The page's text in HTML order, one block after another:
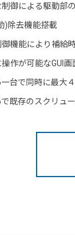
御による駆動部
)除去機能搭載
御機能により補給
作が可能なGUI画
台で同時に最大
既存のスクリュ